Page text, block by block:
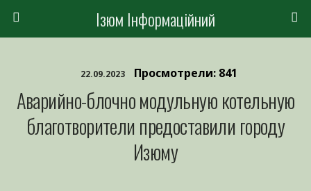
Ізюм Інформаційний
22.09.2023 Просмотрели: 841
Аварийно-блочно модульную котельную
благотворители предоставили городу
Изюму